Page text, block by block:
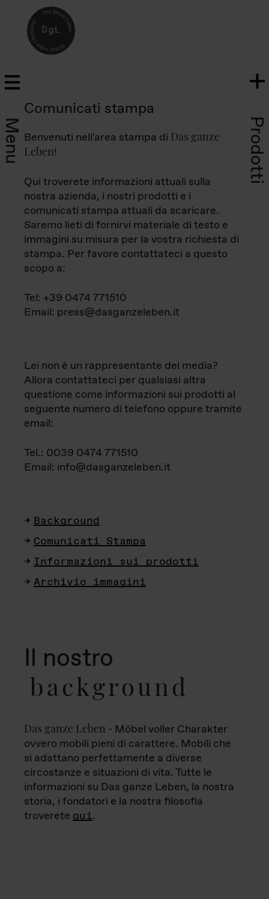
Menu Prodotti
Comunicati stampa
Benvenuti nell'area stampa di Das ganze
Leben!
Qui troverete informazioni attuali sulla
nostra azienda, i nostri prodotti e i
comunicati stampa attuali da scaricare.
Saremo lieti di fornirvi materiale di testo e
immagini su misura per la vostra richiesta di
stampa. Per favore contattateci a questo
scopo a:
Tel: +39 0474 771510
Email: press@dasganzeleben.it
Lei non è un rappresentante dei media?
Allora contattateci per qualsiasi altra
questione come informazioni sui prodotti al
seguente numero di telefono oppure tramite
email:
Tel.: 0039 0474 771510
Email: info@dasganzeleben.it
Background
Comunicati Stampa
Informazioni sui prodotti
Archivio immagini
Il nostro
background
Das ganze Leben - Möbel voller Charakter
ovvero mobili pieni di carattere. Mobili che
si adattano perfettamente a diverse
circostanze e situazioni di vita. Tutte le
informazioni su Das ganze Leben, la nostra
storia, i fondatori e la nostra filosofia
troverete qui.